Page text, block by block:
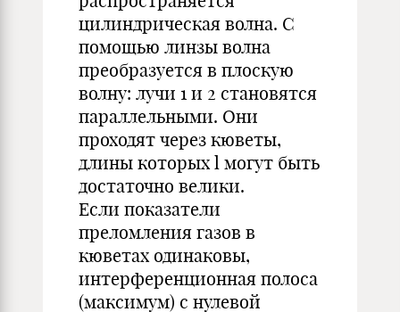
цилиндрическая волна. С
помощью линзы волна
преобразуется в плоскую
волну: лучи 1 и 2 становятся
параллельными. Они
проходят через кюветы,
длины которых l могут быть
достаточно велики.
Если показатели
преломления газов в
кюветах одинаковы,
интерференционная полоса
(максимум) с нулевой